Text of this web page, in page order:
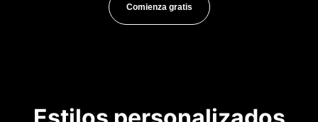
Comienza gratis